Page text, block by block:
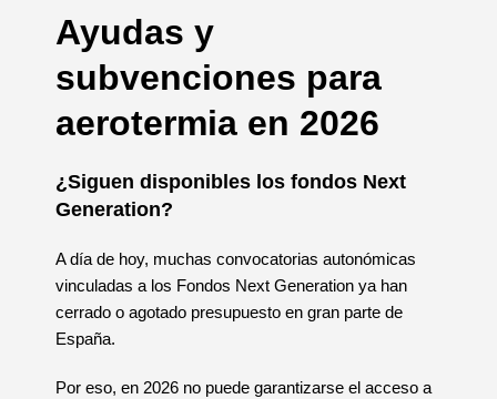
Ayudas y
subvenciones para
aerotermia en 2026
¿Siguen disponibles los fondos Next
Generation?
A día de hoy, muchas convocatorias autonómicas
vinculadas a los Fondos Next Generation ya han
cerrado o agotado presupuesto en gran parte de
España.
Por eso, en 2026 no puede garantizarse el acceso a